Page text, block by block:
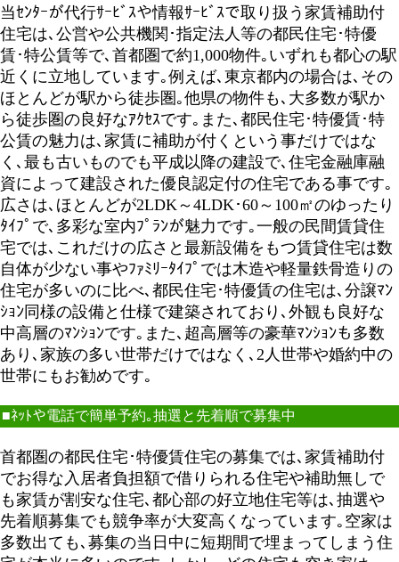
当ｾﾝﾀｰが代行ｻｰﾋﾞｽや情報ｻｰﾋﾞｽで取り扱う家賃補助付
住宅は､公営や公共機関･指定法人等の都民住宅･特優
賃･特公賃等で､首都圏で約1,000物件｡いずれも都心の駅
近くに立地しています｡例えば､東京都内の場合は､その
ほとんどが駅から徒歩圏｡他県の物件も､大多数が駅か
ら徒歩圏の良好なｱｸｾｽです｡また､都民住宅･特優賃･特
公賃の魅力は､家賃に補助が付くという事だけではな
く､最も古いものでも平成以降の建設で､住宅金融庫融
資によって建設された優良認定付の住宅である事です｡
広さは､ほとんどが2LDK～4LDK･60～100㎡のゆったり
ﾀｲﾌﾟで､多彩な室内ﾌﾟﾗﾝが魅力です｡一般の民間賃貸住
宅では､これだけの広さと最新設備をもつ賃貸住宅は数
自体が少ない事やﾌｧﾐﾘｰﾀｲﾌﾟでは木造や軽量鉄骨造りの
住宅が多いのに比べ､都民住宅･特優賃の住宅は､分譲ﾏﾝ
ｼｮﾝ同様の設備と仕様で建築されており､外観も良好な
中高層のﾏﾝｼｮﾝです｡また､超高層等の豪華ﾏﾝｼｮﾝも多数
あり､家族の多い世帯だけではなく､2人世帯や婚約中の
世帯にもお勧めです｡
■ﾈｯﾄや電話で簡単予約｡抽選と先着順で募集中
首都圏の都民住宅･特優賃住宅の募集では､家賃補助付
でお得な入居者負担額で借りられる住宅や補助無しで
も家賃が割安な住宅､都心部の好立地住宅等は､抽選や
先着順募集でも競争率が大変高くなっています｡空家は
多数出ても､募集の当日中に短期間で埋まってしまう住